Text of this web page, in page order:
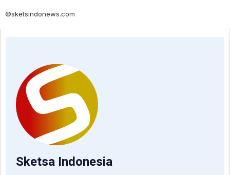
©sketsindonews.com
Sketsa Indonesia